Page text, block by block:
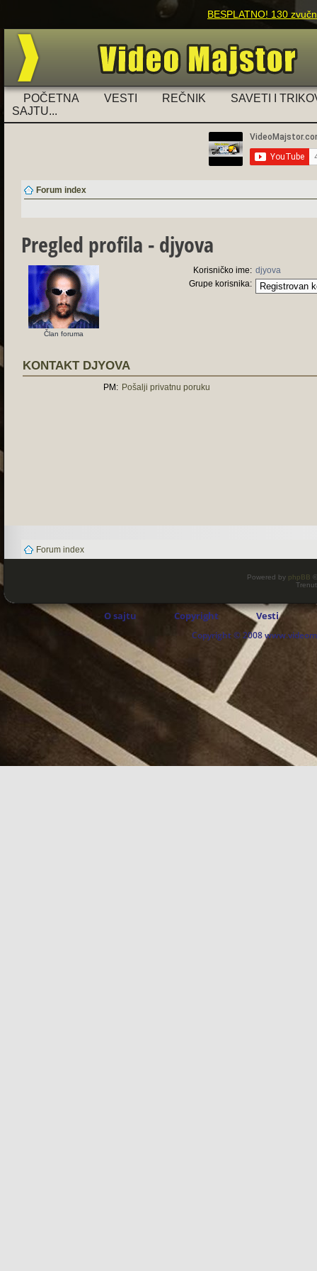
BESPLATNO! 130
POČETNA VESTI REČNIK
SAVETI I
SAJTU...
Forum index
Pregled profila - djyova
Član foruma
Korisničko ime: djyova
Grupe korisnika:
KONTAKT DJYOVA
PM: Pošalji privatnu poruku
Forum index
Powered by phpBB
O sajtu Copyright Vesti
Copyright © 2008